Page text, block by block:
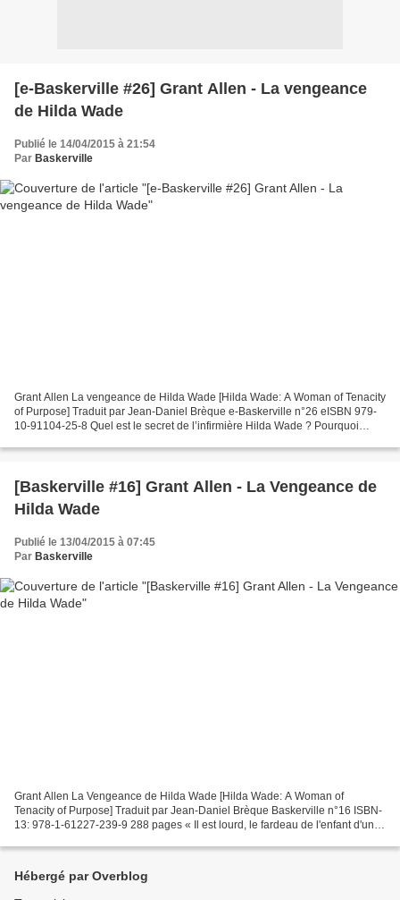
[e-Baskerville #26] Grant Allen - La vengeance
de Hilda Wade
Publié le 14/04/2015 à 21:54
Par Baskerville
Grant Allen La vengeance de Hilda Wade [Hilda Wade: A Woman of Tenacity
of Purpose] Traduit par Jean-Daniel Brèque e-Baskerville n°26 eISBN 979-
10-91104-25-8 Quel est le secret de l’infirmière Hilda Wade ? Pourquoi
[Baskerville #16] Grant Allen - La Vengeance de
Hilda Wade
Publié le 13/04/2015 à 07:45
Par Baskerville
Grant Allen La Vengeance de Hilda Wade [Hilda Wade: A Woman of
Tenacity of Purpose] Traduit par Jean-Daniel Brèque Baskerville n°16 ISBN-
13: 978-1-61227-239-9 288 pages « Il est lourd, le fardeau de l'enfant d'un
Hébergé par Overblog